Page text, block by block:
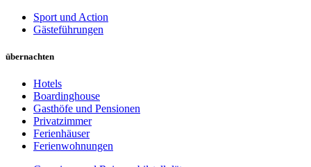
Sport und Action
Gästeführungen
übernachten
Hotels
Boardinghouse
Gasthöfe und Pensionen
Privatzimmer
Ferienhäuser
Ferienwohnungen